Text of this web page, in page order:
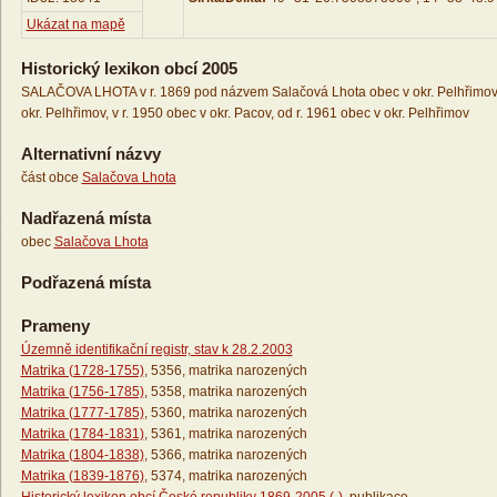
Ukázat na mapě
Historický lexikon obcí 2005
SALAČOVA LHOTA v r. 1869 pod názvem Salačová Lhota obec v okr.
okr. Pelhřimov, v r. 1950 obec v okr. Pacov, od r. 1961 obec v okr. Pelhřimov
Alternativní názvy
část obce Salačova Lhota
Nadřazená místa
obec Salačova Lhota
Podřazená místa
Prameny
Územně identifikační registr, stav k 28.2.2003
Matrika (1728-1755), 5356, matrika narozených
Matrika (1756-1785), 5358, matrika narozených
Matrika (1777-1785), 5360, matrika narozených
Matrika (1784-1831), 5361, matrika narozených
Matrika (1804-1838), 5366, matrika narozených
Matrika (1839-1876), 5374, matrika narozených